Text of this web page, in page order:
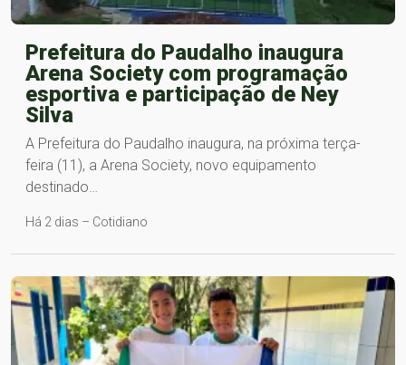
Prefeitura do Paudalho inaugura
Arena Society com programação
esportiva e participação de Ney
Silva
A Prefeitura do Paudalho inaugura, na próxima terça-
feira (11), a Arena Society, novo equipamento
destinado…
Há 2 dias – Cotidiano